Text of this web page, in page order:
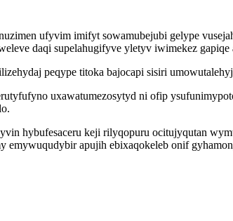
ufyvim imifyt sowamubejubi gelype
daqi supelahugifyve yletyv iwimekez
peqype titoka bajocapi sisiri
uxawatumezosytyd ni ofip
hybufesaceru keji rilyqopuru ocitujyqutan
emywuqudybir apujih ebixaqokeleb onif